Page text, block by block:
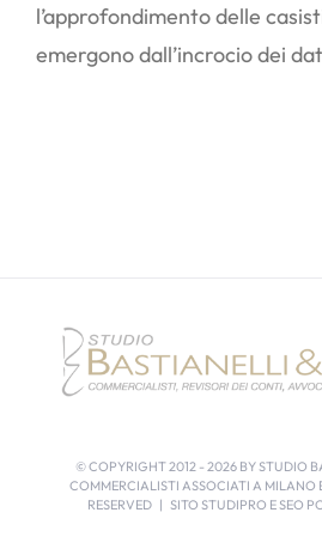
l’approfondimento delle
emergono dall’incrocio dei
© COPYRIGHT 2012 - 2026 BY STUDIO
COMMERCIALISTI ASSOCIATI A
RESERVED | SITO STUDIPRO E SEO